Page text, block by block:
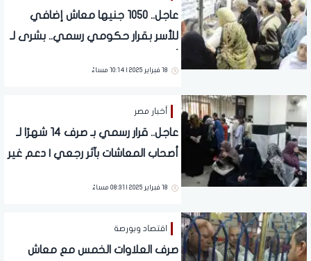
عاجل.. 1050 جنيها معاش إضافي
للأسر بقرار حكومي رسمي.. بشرى لـ
18 فبراير 2025 | 10:14 مساءً
أخبار مصر
عاجل.. قرار رسمي بـ صرف 14 شهرًا لـ
أصحاب المعاشات بآثر رجعي | دعم غير
18 فبراير 2025 | 08:31 مساءً
اقتصاد وبورصة
صرف العلاوات الخمس مع معاش